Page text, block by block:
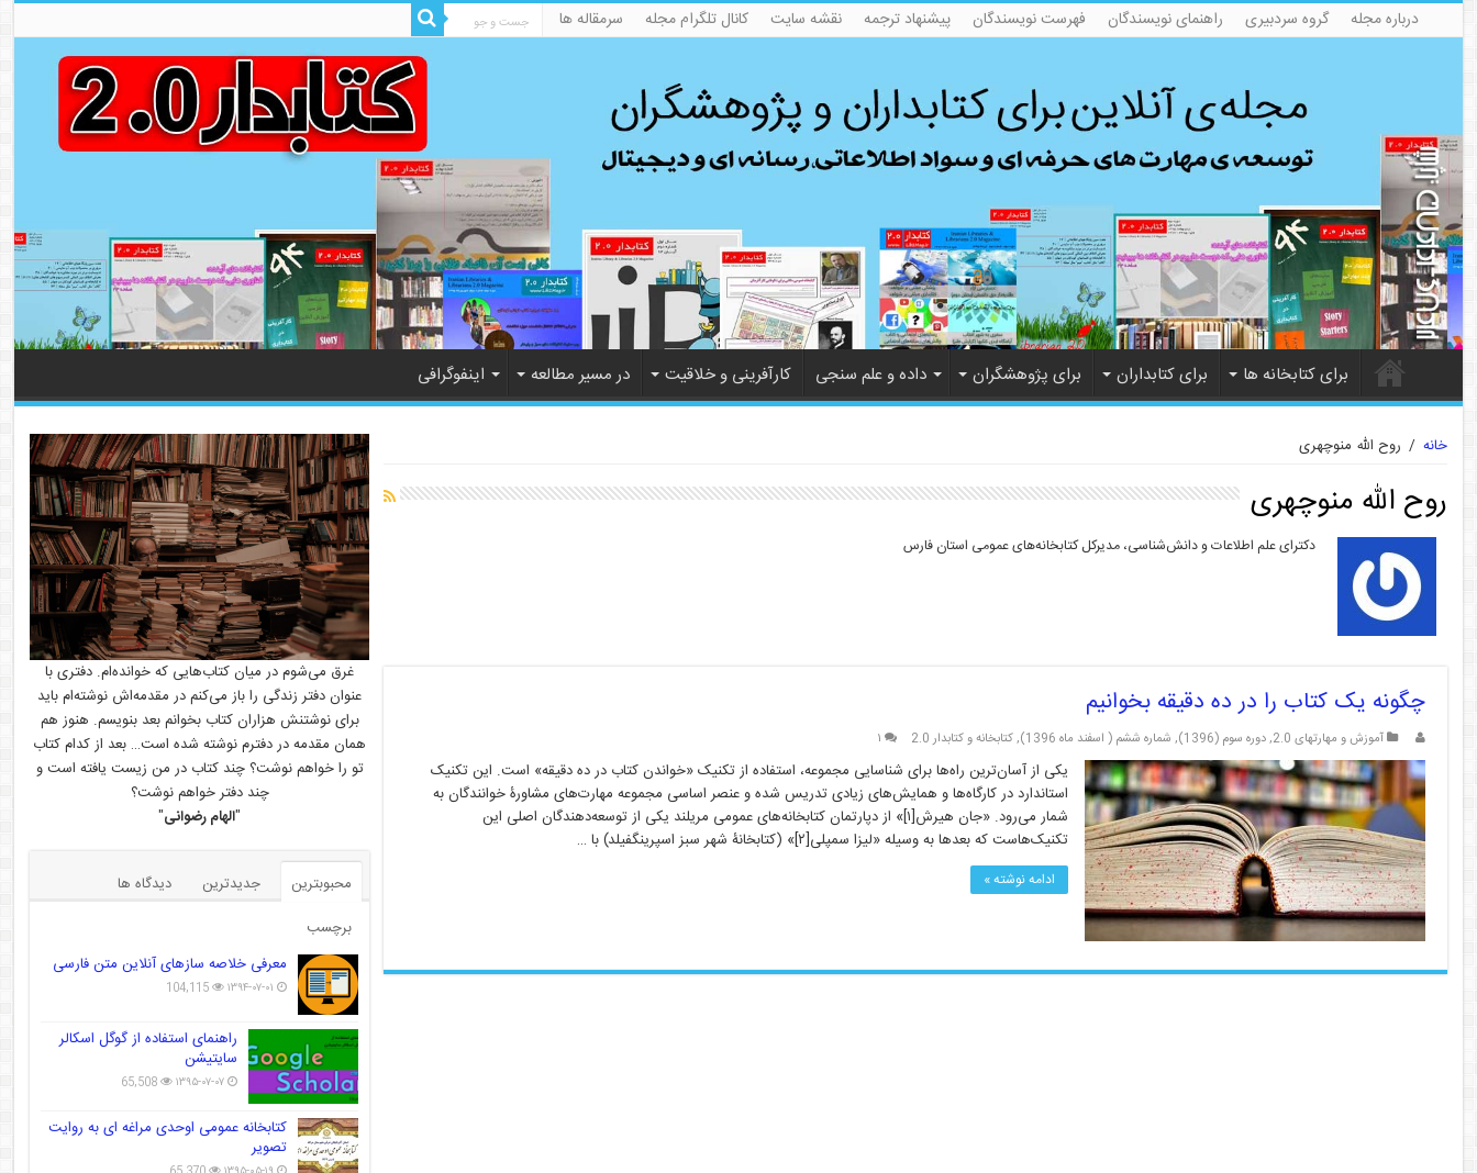
درباره مجله گروه سردبیری راهنمای نویسندگان فهرست نویسندگان پیشنهاد ترجمه نقشه سایت کانال تلگرام مجله سرمقاله ها
برای کتابخانه ها برای کتابداران برای پژوهشگران داده و علم سنجی کارآفرینی و خلاقیت در مسیر مطالعه اینفوگرافی
خانه / روح الله منوچهری
روح الله منوچهری
دکترای علم اطلاعات و دانش‌شناسی، مدیرکل کتابخانه‌های عمومی استان فارس
چگونه یک کتاب را در ده دقیقه بخوانیم
آموزش و مهارتهای 2.0 ,دوره سوم (1396) , شماره ششم ( اسفند ماه 1396) ,کتابخانه و کتابدار 2.0 ۱
یکی از آسان‌ترین راه‌ها برای شناسایی مجموعه‌، استفاده از تکنیک «خواندن کتاب در ده دقیقه» است. این تکنیک
استاندارد در کارگاه‌ها و همایش‌های زیادی تدریس شده و عنصر اساسی مجموعه مهارت‌های مشاورۀ خوانندگان به
شمار می‌رود. «جان هیرش[۱]» از دپارتمان کتابخانه‌های عمومی مریلند یکی از توسعه‌دهندگان اصلی این
تکنیک‌هاست که بعدها به وسیله «لیزا سمپلی[۲]» (کتابخانۀ شهر سبز اسپرینگفیلد) با …
ادامه نوشته »
غرق می‌شوم در میان کتاب‌هایی که خوانده‌ام. دفتری با
عنوان دفتر زندگی را باز می‌کنم در مقدمه‌اش نوشته‌ام باید
برای نوشتنش هزاران کتاب بخوانم بعد بنویسم. هنوز هم
همان مقدمه در دفترم نوشته شده است… بعد از کدام کتاب
تو را خواهم نوشت؟ چند کتاب در من زیست یافته است و
چند دفتر خواهم نوشت؟
"الهام رضوانی"
محبوبترین جدیدترین
دیدگاه ها
برچسب
معرفی خلاصه سازهای آنلاین متن فارسی
۱۳۹۴-۰۷-۰۱ 104,115
راهنمای استفاده از گوگل اسکالر
سایتیشن
۱۳۹۵-۰۷-۰۷ 65,508
کتابخانه عمومی اوحدی مراغه ای به روایت
تصویر